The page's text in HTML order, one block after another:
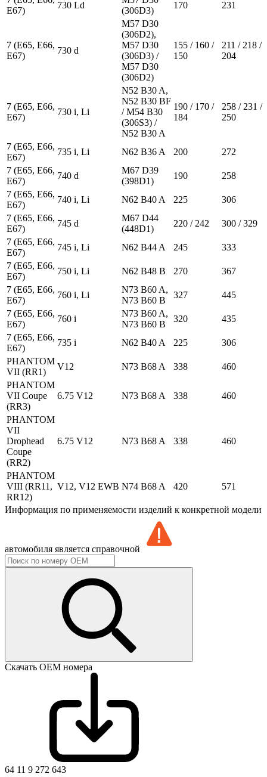
E67)
730 Ld
(306D3)
170 231
7 (E65, E66,
E67)
730 d
M57 D30
(306D2),
M57 D30
(306D3) /
M57 D30
(306D2)
155 / 160 /
150
211 / 218 /
204
7 (E65, E66,
E67)
730 i, Li
N52 B30 A,
N52 B30 BF
/ M54 B30
(306S3) /
N52 B30 A
190 / 170 /
184
258 / 231 /
250
7 (E65, E66,
E67)
735 i, Li N62 B36 A 200
272
7 (E65, E66,
E67)
740 d
M67 D39
(398D1)
190
258
7 (E65, E66,
E67)
740 i, Li N62 B40 A 225
306
7 (E65, E66,
E67)
745 d
M67 D44
(448D1)
220 / 242
300 / 329
7 (E65, E66,
E67)
745 i, Li N62 B44 A 245
333
7 (E65, E66,
E67)
750 i, Li N62 B48 B 270
367
7 (E65, E66,
E67)
760 i, Li
N73 B60 A,
N73 B60 B
327
445
7 (E65, E66,
E67)
760 i
N73 B60 A,
N73 B60 B
320
435
7 (E65, E66,
E67)
735 i N62 B40 A 225
306
PHANTOM
VII (RR1)
V12 N73 B68 A 338
460
PHANTOM
VII Coupe
(RR3)
6.75 V12 N73 B68 A 338 460
PHANTOM
VII
Drophead
Coupe
(RR2)
6.75 V12 N73 B68 A 338 460
PHANTOM
VIII (RR11,
RR12)
V12, V12 EWB N74 B68 A 420 571
Информация по применяемости изделий к конкретной модели
автомобиля является справочной
Скачать ОЕМ номера
64 11 9 272 643